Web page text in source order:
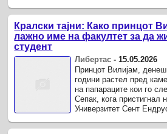
Кралски тајни: Како принцот
лажно име на факултет за да
студент
Либертас - 15.05.2026
Принцот Вилијам,
години растел пред
на папараците кои го
Сепак, кога пристигнал
Универзитет Сент